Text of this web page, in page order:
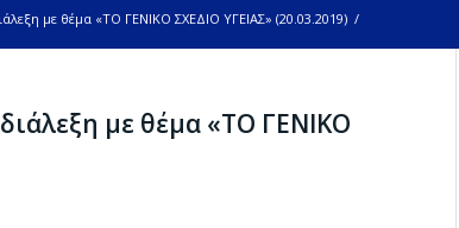
με θέμα «ΤΟ ΓΕΝΙΚΟ ΣΧΕΔΙΟ ΥΓΕΙΑΣ» (20.03.2019) /
με θέμα «ΤΟ ΓΕΝΙΚΟ